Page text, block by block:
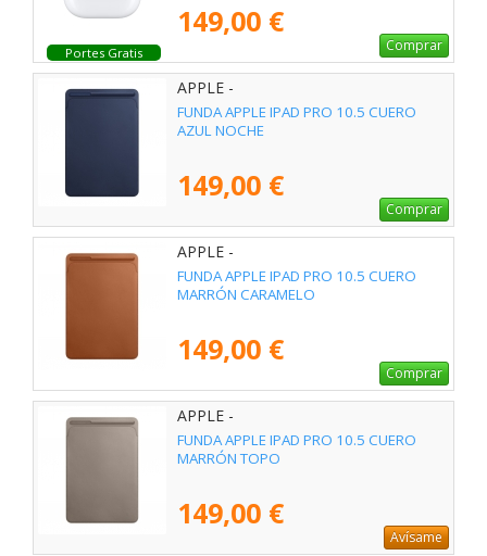
Portes Gratis
149,00 €
Comprar
APPLE -
FUNDA APPLE IPAD PRO 10.5 CUERO
AZUL NOCHE
149,00 €
Comprar
APPLE -
FUNDA APPLE IPAD PRO 10.5 CUERO
MARRÓN CARAMELO
149,00 €
Comprar
APPLE -
FUNDA APPLE IPAD PRO 10.5 CUERO
MARRÓN TOPO
149,00 €
Avísame